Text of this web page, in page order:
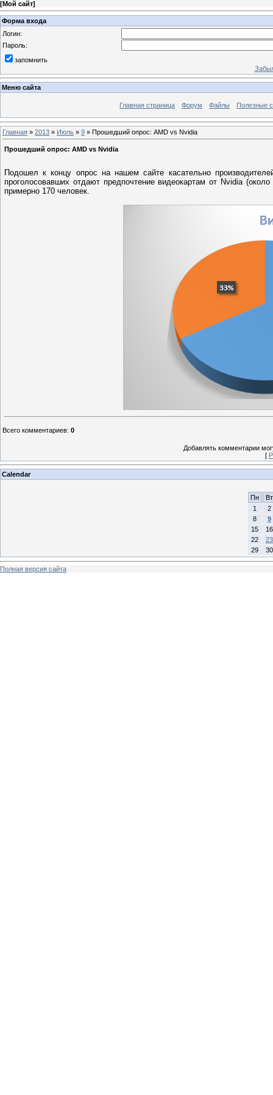
[Мой сайт]
Форма входа
Логин:
Пароль:
запомнить
Меню сайта
Главная страница Форум Файлы Полезные
Главная » 2013 » Июль » 9 » Прошедший опрос: AMD vs Nvidia
Прошедший опрос: AMD vs Nvidia
Подошел к концу опрос на нашем сайте касательно
проголосовавших отдают предпочтение видеокартам от Nvidia
примерно 170 человек.
Всего комментариев: 0
Добавлять комментарии
[
Calendar
Пн
Вт
1
2
8
9
15
16
22
23
29
30
Полная версия сайта